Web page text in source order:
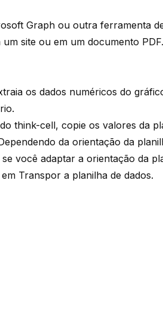
Graph ou outra ferramenta
site ou em um documento PDF.
os dados numéricos do
think-cell, copie os valores da
da orientação da
você adaptar a orientação da
Transpor a planilha de dados.